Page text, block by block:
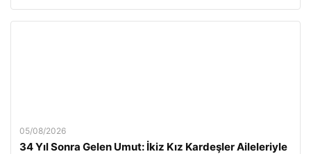
05/08/2026
34 Yıl Sonra Gelen Umut: İkiz Kız Kardeşler Aileleriyle